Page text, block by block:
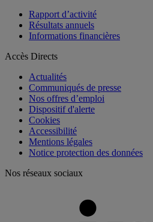
Rapport d’activité
Résultats annuels
Informations financières
Accès Directs
Actualités
Communiqués de presse
Nos offres d’emploi
Dispositif d'alerte
Cookies
Accessibilité
Mentions légales
Notice protection des données
Nos réseaux sociaux